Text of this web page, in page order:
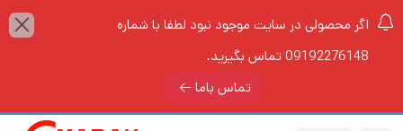
اگر محصولی در سایت موجود نبود لطفا با شماره
09192276148 تماس بگیرید.
تماس باما